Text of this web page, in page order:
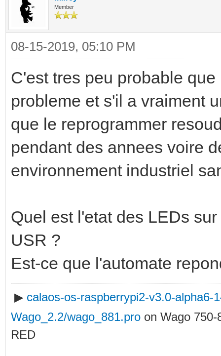
Member
08-15-2019, 05:10 PM
C'est tres peu probable
probleme et s'il a vraiment
que le reprogrammer
pendant des annees voire
environnement industriel
Quel est l'etat des LEDs
USR ?
Est-ce que l'automate
▶ calaos-os-raspberrypi2-v3.0-alpha6-
Wago_2.2/wago_881.pro on Wago 750-
RED